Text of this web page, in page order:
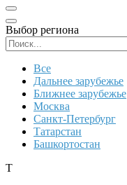
Выбор региона
Все
Дальнее зарубежье
Ближнее зарубежье
Москва
Санкт-Петербург
Татарстан
Башкортостан
Т